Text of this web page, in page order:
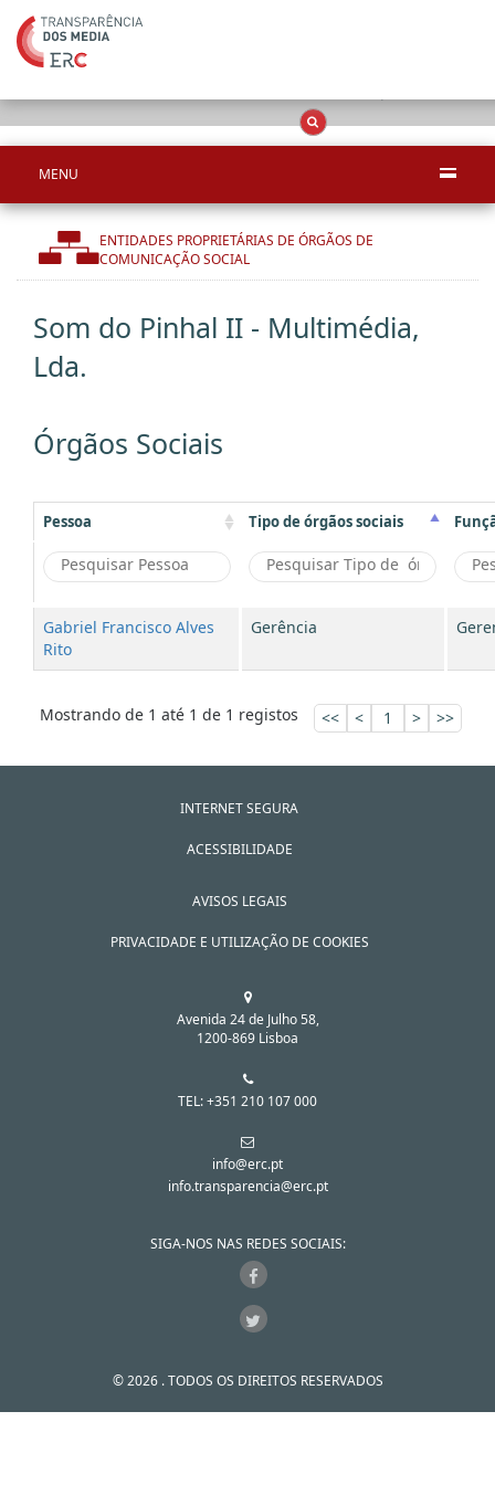
MENU
ENTIDADES PROPRIETÁRIAS DE ÓRGÃOS DE
COMUNICAÇÃO SOCIAL
Som do Pinhal II - Multimédia,
Lda.
Órgãos Sociais
Pessoa Tipo de órgãos sociais
Gabriel Francisco Alves
Rito
Gerência
Mostrando de 1 até 1 de 1 registos << < 1 > >>
INTERNET SEGURA
ACESSIBILIDADE
AVISOS LEGAIS
PRIVACIDADE E UTILIZAÇÃO DE COOKIES
Avenida 24 de Julho 58,
1200-869 Lisboa
TEL: +351 210 107 000
info@erc.pt
info.transparencia@erc.pt
SIGA-NOS NAS REDES SOCIAIS:
© 2026 . TODOS OS DIREITOS RESERVADOS